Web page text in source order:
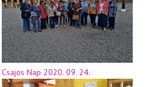
Csajos Nap 2020. 09. 24.